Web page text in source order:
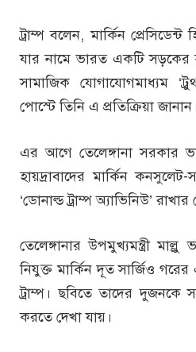
ট্রাম্প বলেন, মার্কিন প্রেসিডেন্ট
যার নামে ভারত একটি সড়কের
সামাজিক যোগাযোগমাধ্যম
পোস্টে তিনি এ প্রতিক্রিয়া জানান।
এর আগে তেলেঙ্গানা সরকার
হায়দ্রাবাদের মার্কিন
‘ডোনাল্ড ট্রাম্প অ্যাভিনিউ’
তেলেঙ্গানার উপমুখ্যমন্ত্রী মাল্লু
নিযুক্ত মার্কিন দূত সার্জিও
ট্রাম্প। ছবিতে তাদের
করতে দেখা যায়।